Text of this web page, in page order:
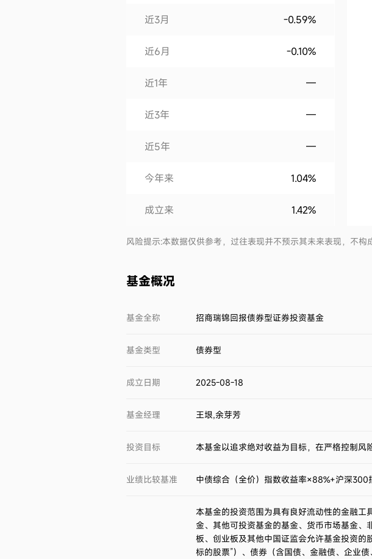
近3月 -0.59%
近6月 -0.10%
近1年 —
近3年 —
近5年 —
今年来 1.04%
成立来 1.42%
风险提示:本数据仅供参考，过往表现并不预示其未来表现，不
基金概况
基金全称 招商瑞锦回报债券型证券投资基金
基金类型 债券型
成立日期 2025-08-18
基金经理 王垠,余芽芳
投资目标 本基金以追求绝对收益为目标，在严格控制风
业绩比较基准 中债综合（全价）指数收益率×88%+沪深
本基金的投资范围为具有良好流动性的金融工
金、其他可投资基金的基金、货币市场基金
板、创业板及其他中国证监会允许基金投资的
标的股票”）、债券（含国债、金融债、企业